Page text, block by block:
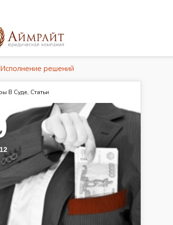
Исполнение решений
В Суде, Статьи